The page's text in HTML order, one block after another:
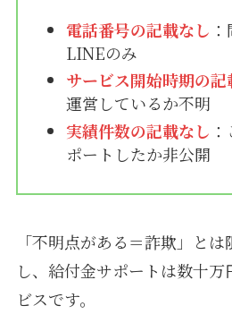
電話番号の記載なし
LINEのみ
サービス開始時期の記
運営しているか不明
実績件数の記載なし
ポートしたか非公開
「不明点がある＝詐欺」と
し、給付金サポートは数十
ビスです。